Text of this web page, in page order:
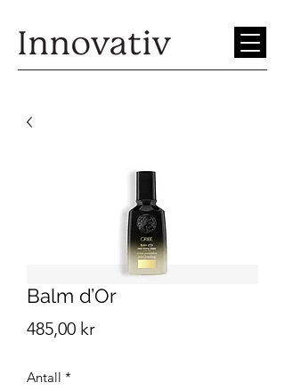
Balm d’Or
485,00 krPris
Antall *